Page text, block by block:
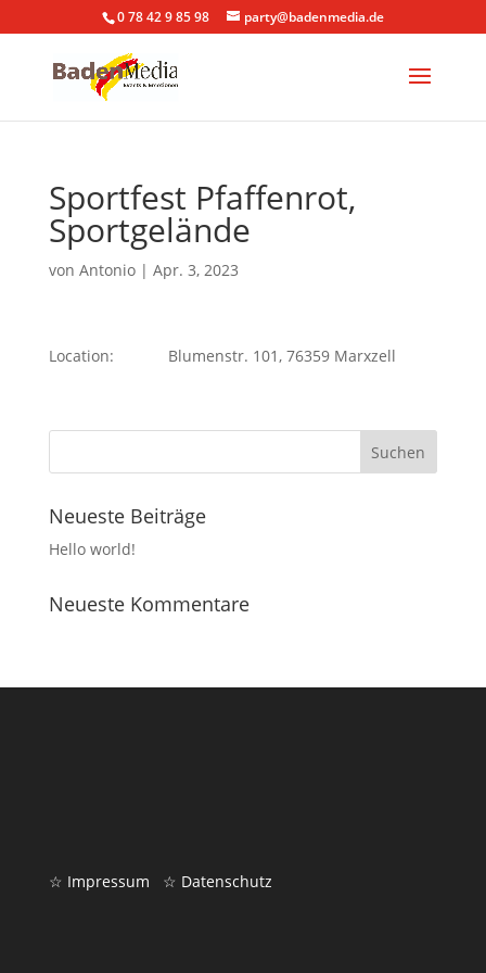
0 78 42 9 85 98 party@badenmedia.de
Sportfest Pfaffenrot,
Sportgelände
von Antonio| Apr. 3, 2023
Location: Blumenstr. 101, 76359 Marxzell
Neueste Beiträge
Hello world!
Neueste Kommentare
☆ Impressum ☆ Datenschutz